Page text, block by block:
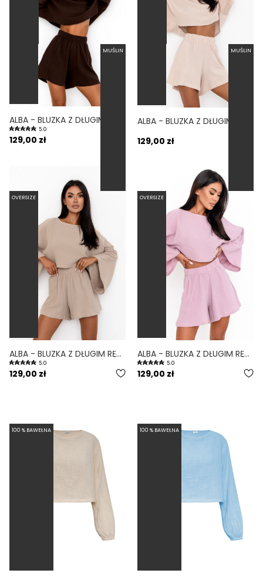
5.0
129,00 zł
129,00 zł
MUŚLIN
OVERSIZE
ALBA - BLUZKA Z DŁUGIM RĘKAWEM TYPU CROP TOP OVERSIZE PIASKOWY
5.0
129,00 zł
MUŚLIN
OVERSIZE
ALBA - BLUZKA Z DŁUGIM RĘKAWEM TYPU CROP TOP OVERSIZE WRZOSOWY
5.0
129,00 zł
100 % BAWEŁNA 100 % BAWEŁNA